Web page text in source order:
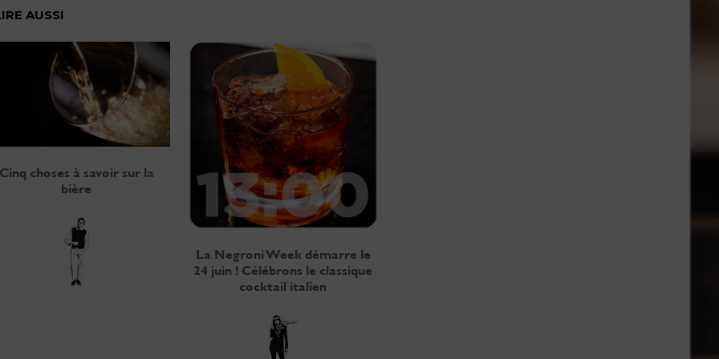
AUSSI
choses à savoir sur la
bière
La Negroni Week démarre le
24 juin ! Célébrons le classique
cocktail italien